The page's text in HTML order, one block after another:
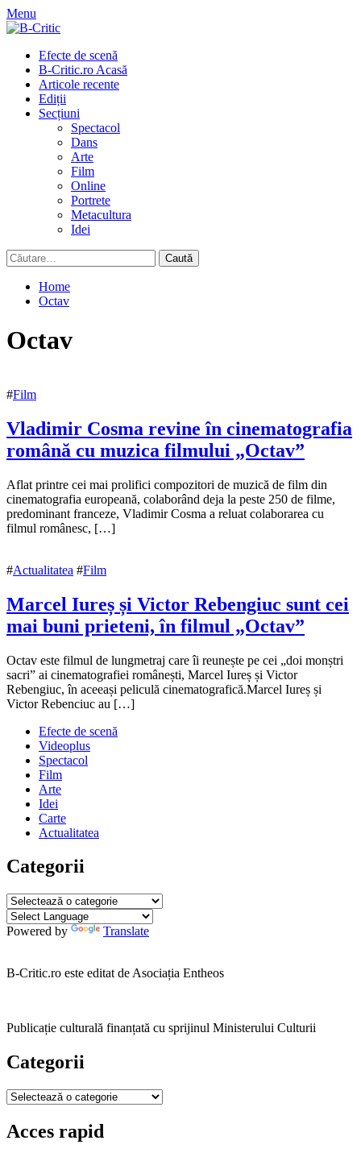
Skip
to
Menu
Primary
Menu
Efecte de scenă
B-Critic.ro Acasă
Articole recente
Ediții
Secțiuni
Spectacol
Dans
Arte
Film
Online
Portrete
Metacultura
Idei
Caută
după:
Home
Octav
Octav
#Film
Vladimir Cosma revine în cinematografia
română cu muzica filmului „Octav”
1
august
20171
octombrie
Aflat printre cei mai prolifici compozitori de muzică de film din
cinematografia europeană, colaborând deja la peste 250 de filme,
predominant franceze, Vladimir Cosma a reluat colaborarea cu
filmul românesc, […]
#Actualitatea #Film
Marcel Iureș și Victor Rebengiuc sunt cei
mai buni prieteni, în filmul „Octav”
14
iulie
20171
august
Octav este filmul de lungmetraj care îi reunește pe cei „doi monștri
sacri” ai cinematografiei românești, Marcel Iureș și Victor
Rebengiuc, în aceeași peliculă cinematografică.Marcel Iureș și
Victor Rebenciuc au […]
Efecte de scenă
Videoplus
Spectacol
Film
Arte
Idei
Carte
Actualitatea
Categorii
Categorii
Powered by Translate
B-Critic.ro este editat de Asociația Entheos
Publicație culturală finanțată cu sprijinul Ministerului Culturii
Categorii
Categorii
Acces rapid